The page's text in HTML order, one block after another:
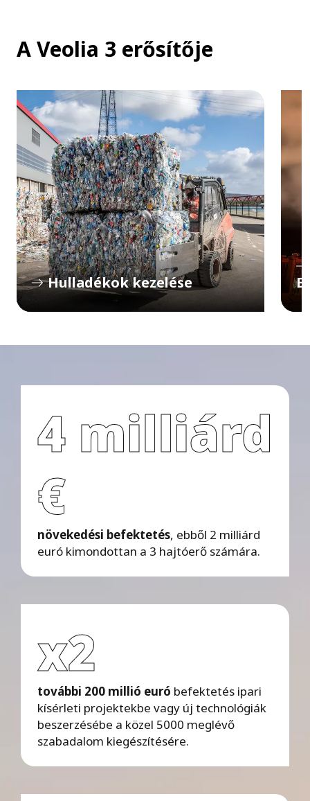
A Veolia 3 erősítője
Hulladékok kezelése
E
l
ő
z
ő
K
ö
t
ő
4 milliárd
€
növekedési befektetés, ebből 2 milliárd
euró kimondottan a 3 hajtóerő számára.
x2
további 200 millió euró befektetés ipari
kísérleti projektekbe vagy új technológiák
beszerzésébe a közel 5000 meglévő
szabadalom kiegészítésére.